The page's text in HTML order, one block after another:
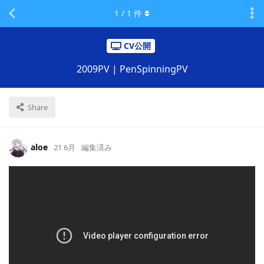
CV公開
2009PV | PenSpinningPV
Share
1 / 1 件
aloe 21 6月 編集済み